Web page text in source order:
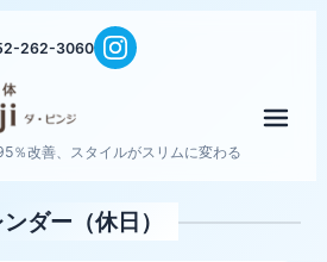
262-3060
％改善、スタイルがスリムに変わる
ダー（休日）